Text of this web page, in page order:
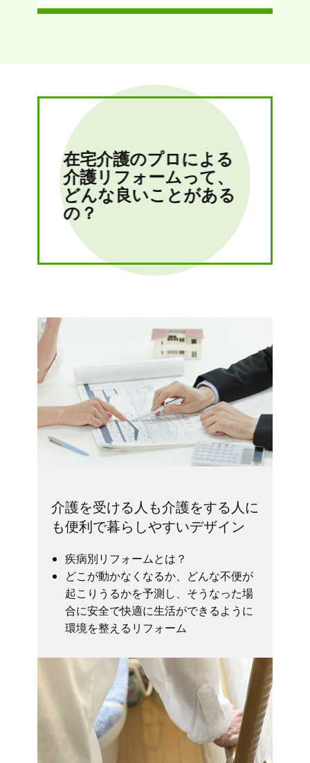
在宅介護のプロによる
介護リフォームって、
どんな良いことがある
の？
介護を受ける人も介護をする人に
も便利で暮らしやすいデザイン
疾病別リフォームとは？
どこが動かなくなるか、どんな不便が
起こりうるかを予測し、そうなった場
合に安全で快適に生活ができるように
環境を整えるリフォーム